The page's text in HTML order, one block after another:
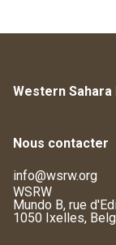
Western
Nous contacter
info@wsrw.org
WSRW
Mundo B, rue
1050 Ixelles,